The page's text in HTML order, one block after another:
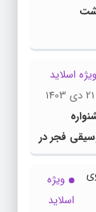
ویژه اسلاید
21 دی 1403
فجر در
خراسان
ویژه
اسلاید